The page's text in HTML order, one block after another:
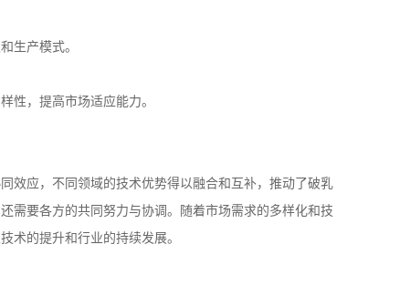
生产模式。
性，提高市场适应能力。
效应，不同领域的技术优势得以融合和互补，推动了破乳
需要各方的共同努力与协调。随着市场需求的多样化和技
术的提升和行业的持续发展。